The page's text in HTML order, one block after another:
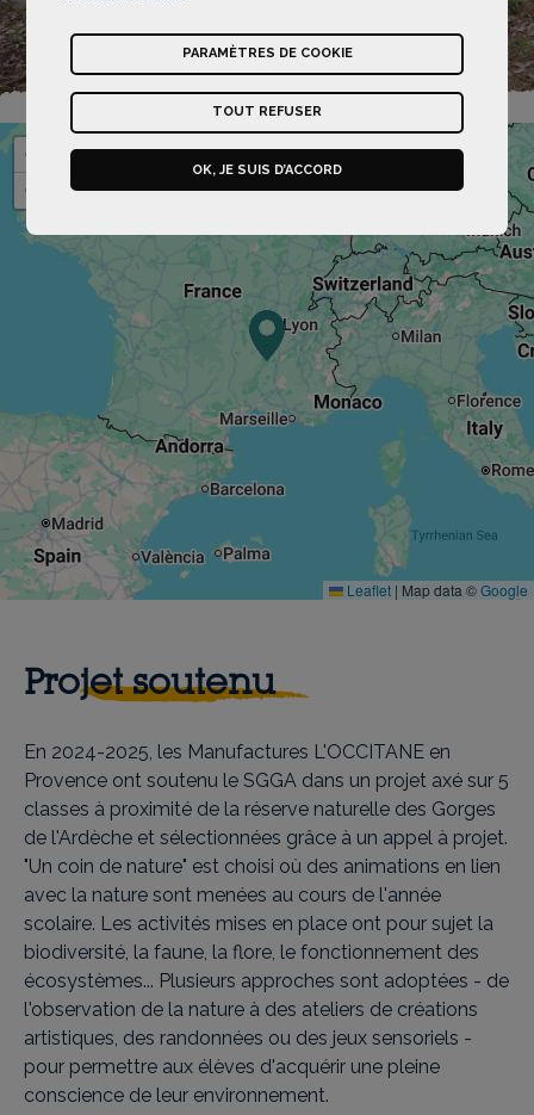
+
−
Leaflet | Map data ©Google
Projet soutenu
En 2024-2025, les Manufactures L'OCCITANE en
Provence ont soutenu le SGGA dans un projet axé sur 5
classes à proximité de la réserve naturelle des Gorges
de l'Ardèche et sélectionnées grâce à un appel à projet.
"Un coin de nature" est choisi où des animations en lien
avec la nature sont menées au cours de l'année
scolaire. Les activités mises en place ont pour sujet la
biodiversité, la faune, la flore, le fonctionnement des
écosystèmes... Plusieurs approches sont adoptées - de
l'observation de la nature à des ateliers de créations
artistiques, des randonnées ou des jeux sensoriels -
pour permettre aux élèves d'acquérir une pleine
conscience de leur environnement.
PARAMÈTRES DE COOKIE
TOUT REFUSER
OK, JE SUIS D’ACCORD